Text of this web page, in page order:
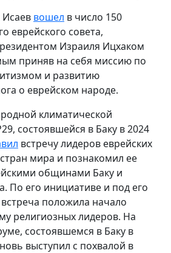
Исаев вошел в число 150
еврейского совета,
Израиля Ицхаком
приняв на себя миссию по
и развитию
о еврейском народе.
климатической
состоявшейся в Баку в 2024
встречу лидеров еврейских
мира и познакомил ее
общинами Баку и
По его инициативе и под его
положила начало
религиозных лидеров. На
состоявшемся в Баку в
выступил с похвалой в